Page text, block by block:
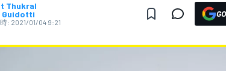
Thukral
Guidotti
: 2021/01/04 9:21